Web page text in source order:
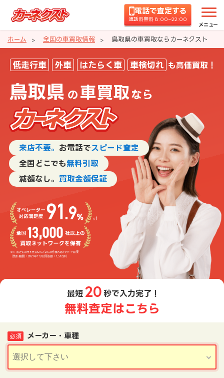
電話で査定する
通話料無料 8:00~22:00
メニュー
ホーム 全国の車買取情報 鳥取県の車買取ならカーネクスト
鳥取県の車買取ならカーネクスト
低走行車 外車 はたらく車 車検切れ も高価買取！
鳥取県 の 車買取 なら
来店不要。 お電話でスピード査定
全国どこでも無料引取
減額なし。 買取金額保証
最短 20 秒で入力完了！
無料査定はこちら
メーカー・車種
必須